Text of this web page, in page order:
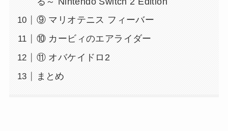
⑨ マリオテニス フィーバー
⑩ カービィのエアライダー
⑪ オバケイドロ2
まとめ